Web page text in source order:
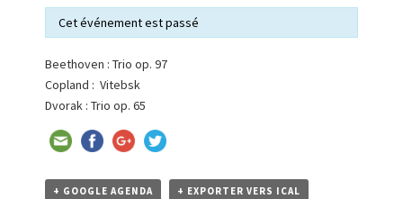
Cet événement est passé
Beethoven : Trio op. 97
Copland : Vitebsk
Dvorak : Trio op. 65
+ GOOGLE AGENDA + EXPORTER VERS ICAL